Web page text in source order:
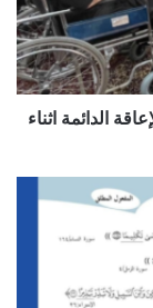
الدائمة اثناء